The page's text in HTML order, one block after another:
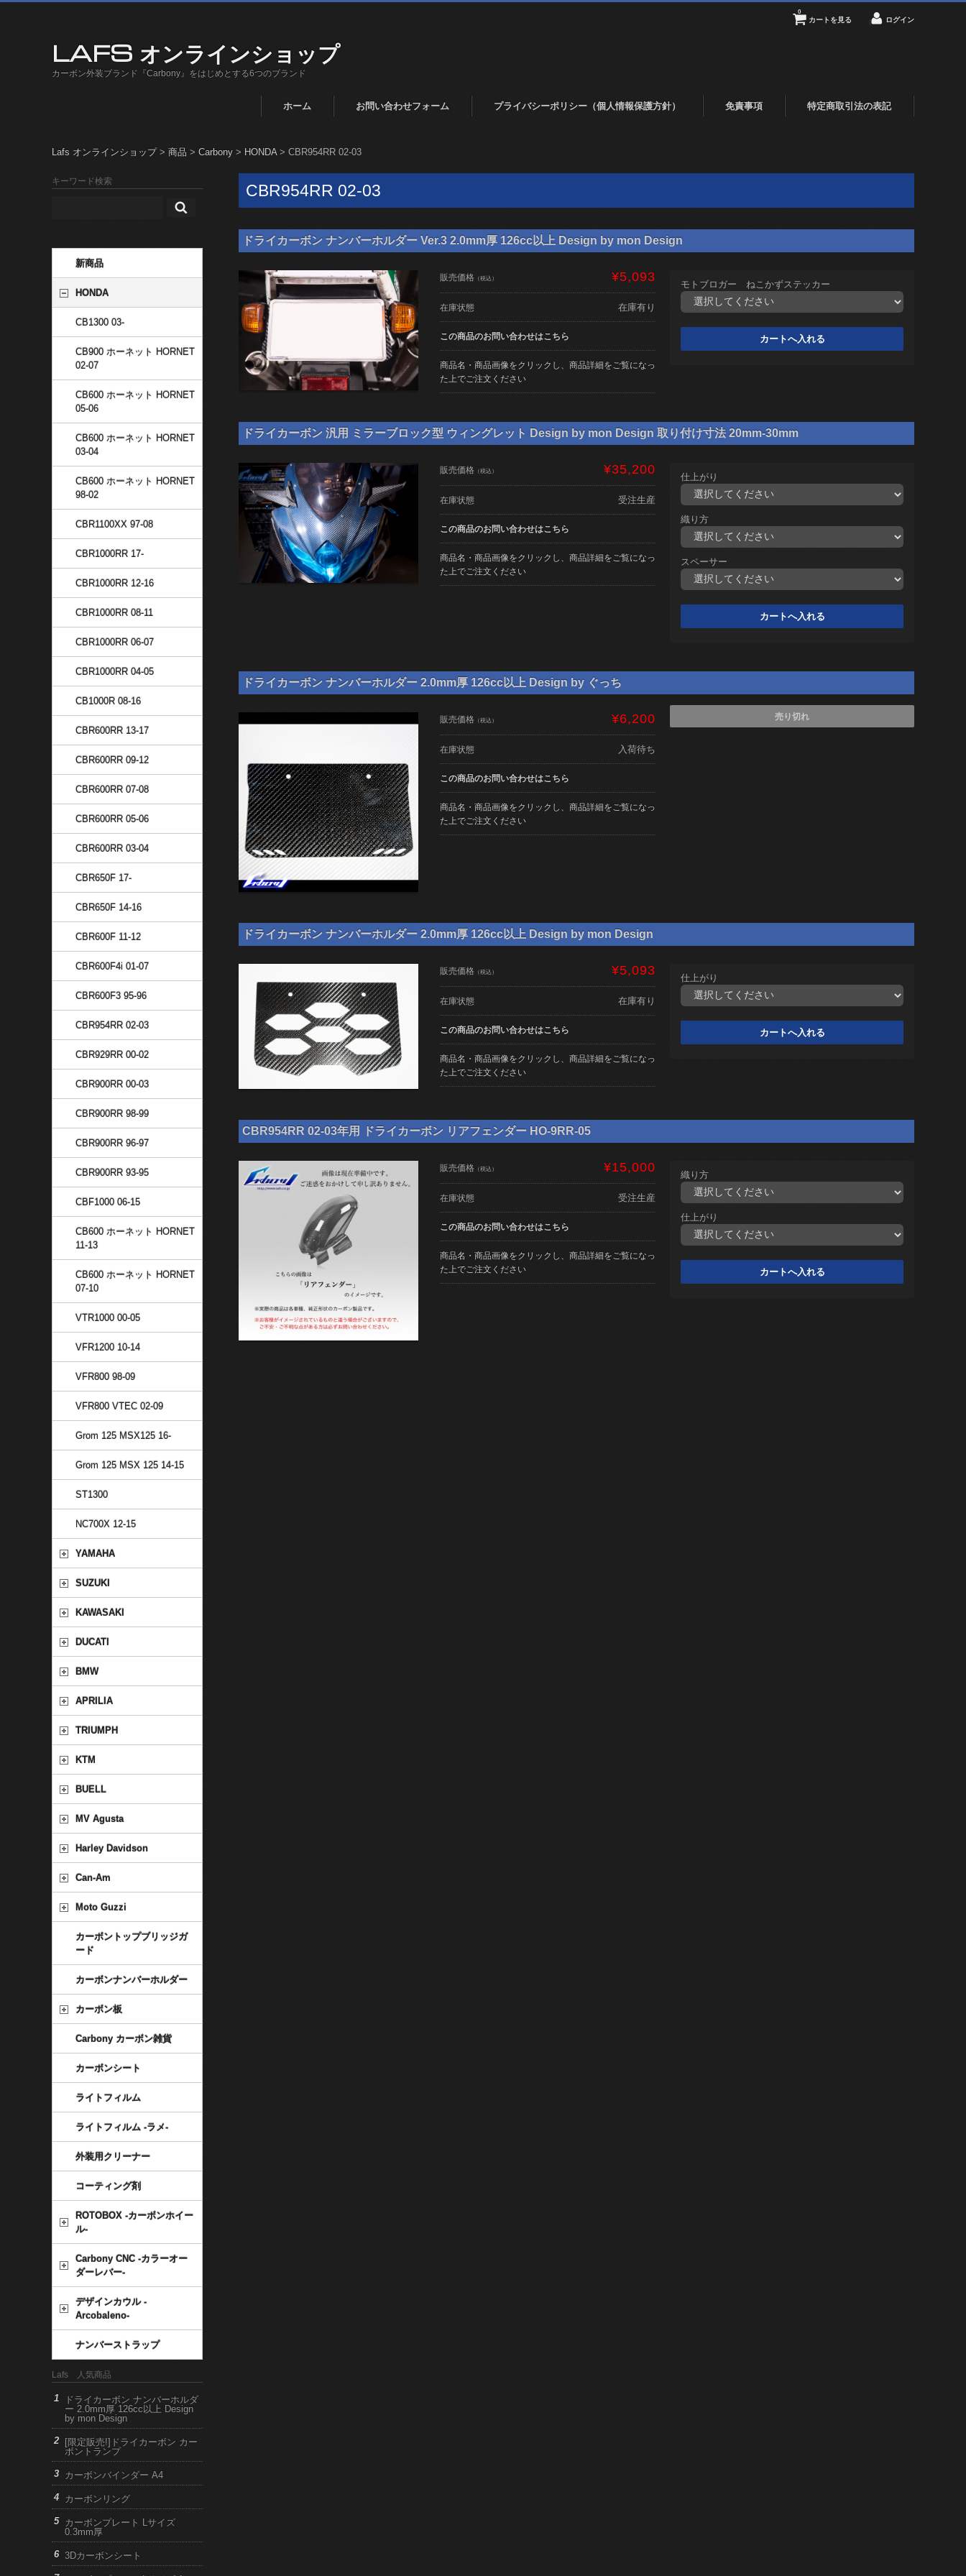
LAFS オンラインショップ
カーボン外装ブランド『Carbony』をはじめとする6つのブランド
カートを見る
0
ログイン
ホーム お問い合わせフォーム プライバシーポリシー（個人情報保護方針） 免責事項 特定商取引法の表記
Lafs オンラインショップ> 商品 > Carbony > HONDA> CBR954RR 02-03
CBR954RR 02-03
ドライカーボン ナンバーホルダー Ver.3 2.0mm厚 126cc以上 Design by mon Design
販売価格 （税込） ¥5,093
在庫状態 在庫有り
この商品のお問い合わせはこちら
商品名・商品画像をクリックし、商品詳細をご覧になっ
た上でご注文ください
モトブロガー ねこかずステッカー
ドライカーボン 汎用 ミラーブロック型 ウィングレット Design by mon Design 取り付け寸法 20mm-30mm
販売価格 （税込） ¥35,200
在庫状態 受注生産
この商品のお問い合わせはこちら
商品名・商品画像をクリックし、商品詳細をご覧になっ
た上でご注文ください
仕上がり
織り方
スペーサー
ドライカーボン ナンバーホルダー 2.0mm厚 126cc以上 Design by ぐっち
販売価格 （税込） ¥6,200
在庫状態 入荷待ち
この商品のお問い合わせはこちら
商品名・商品画像をクリックし、商品詳細をご覧になっ
た上でご注文ください
売り切れ
ドライカーボン ナンバーホルダー 2.0mm厚 126cc以上 Design by mon Design
販売価格 （税込） ¥5,093
在庫状態 在庫有り
この商品のお問い合わせはこちら
商品名・商品画像をクリックし、商品詳細をご覧になっ
た上でご注文ください
仕上がり
CBR954RR 02-03年用 ドライカーボン リアフェンダー HO-9RR-05
販売価格 （税込） ¥15,000
在庫状態 受注生産
この商品のお問い合わせはこちら
商品名・商品画像をクリックし、商品詳細をご覧になっ
た上でご注文ください
織り方
仕上がり
キーワード検索
新商品
HONDA
CB1300 03-
CB900 ホーネット HORNET
02-07
CB600 ホーネット HORNET
05-06
CB600 ホーネット HORNET
03-04
CB600 ホーネット HORNET
98-02
CBR1100XX 97-08
CBR1000RR 17-
CBR1000RR 12-16
CBR1000RR 08-11
CBR1000RR 06-07
CBR1000RR 04-05
CB1000R 08-16
CBR600RR 13-17
CBR600RR 09-12
CBR600RR 07-08
CBR600RR 05-06
CBR600RR 03-04
CBR650F 17-
CBR650F 14-16
CBR600F 11-12
CBR600F4i 01-07
CBR600F3 95-96
CBR954RR 02-03
CBR929RR 00-02
CBR900RR 00-03
CBR900RR 98-99
CBR900RR 96-97
CBR900RR 93-95
CBF1000 06-15
CB600 ホーネット HORNET
11-13
CB600 ホーネット HORNET
07-10
VTR1000 00-05
VFR1200 10-14
VFR800 98-09
VFR800 VTEC 02-09
Grom 125 MSX125 16-
Grom 125 MSX 125 14-15
ST1300
NC700X 12-15
YAMAHA
SUZUKI
KAWASAKI
DUCATI
BMW
APRILIA
TRIUMPH
KTM
BUELL
MV Agusta
Harley Davidson
Can-Am
Moto Guzzi
カーボントップブリッジガ
ード
カーボンナンバーホルダー
カーボン板
Carbony カーボン雑貨
カーボンシート
ライトフィルム
ライトフィルム -ラメ-
外装用クリーナー
コーティング剤
ROTOBOX -カーボンホイー
ル-
Carbony CNC -カラーオー
ダーレバー-
デザインカウル -
Arcobaleno-
ナンバーストラップ
Lafs 人気商品
ドライカーボン ナンバーホルダ
ー 2.0mm厚 126cc以上 Design
by mon Design
[限定販売!]ドライカーボン カー
ボントランプ
カーボンバインダー A4
カーボンリング
カーボンプレート Lサイズ
0.3mm厚
3Dカーボンシート